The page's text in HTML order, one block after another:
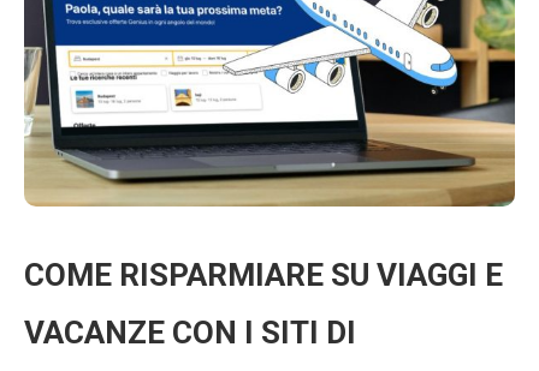
COME RISPARMIARE SU VIAGGI E
VACANZE CON I SITI DI